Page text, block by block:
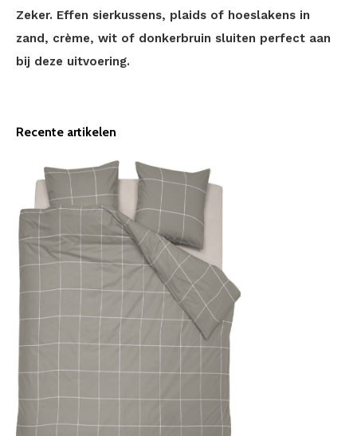
Zeker. Effen sierkussens, plaids of hoeslakens in
zand, crème, wit of donkerbruin sluiten perfect aan
bij deze uitvoering.
Recente artikelen